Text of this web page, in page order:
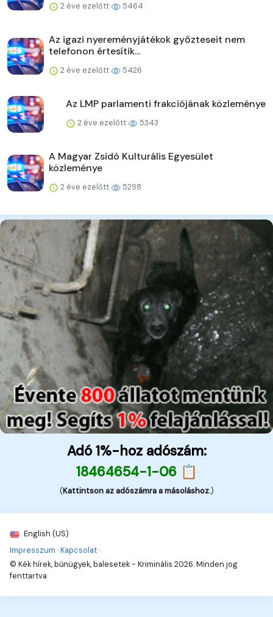
2 éve ezelőtt 5464
Az igazi nyereményjátékok győzteseit nem
telefonon értesítik...
2 éve ezelőtt 5426
Az LMP parlamenti frakciójának közleménye
2 éve ezelőtt 5343
A Magyar Zsidó Kulturális Egyesület
közleménye
2 éve ezelőtt 5298
Adó 1%-hoz adószám:
18464654-1-06 📋
(Kattintson az adószámra a másoláshoz.)
English (US)
Impresszum ·Kapcsolat ·
© Kék hírek, bűnügyek, balesetek - Kriminális 2026. Minden jog
fenttartva